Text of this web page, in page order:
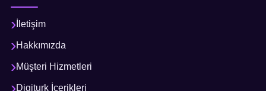
İletişim
Hakkımızda
Müşteri Hizmetleri
Digiturk İçerikleri